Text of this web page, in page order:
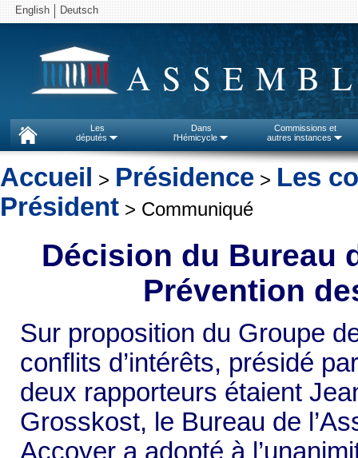
English Deutsch
Les
députés
Dans
l'Hémicycle
Commissions et
autres instances
Accueil > Présidence > Les
Président > Communiqué
Décision du Bureau
Prévention
Sur proposition du Groupe
conflits d’intérêts, présidé
deux rapporteurs étaient
Grosskost, le Bureau de
Accoyer a adopté à